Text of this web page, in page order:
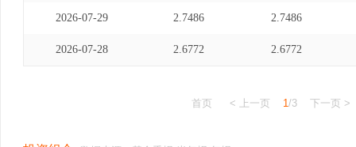
2026-07-29 2.7486 2.7486
2026-07-28 2.6772 2.6772
首页 < 上一页 1/3 下一页 >